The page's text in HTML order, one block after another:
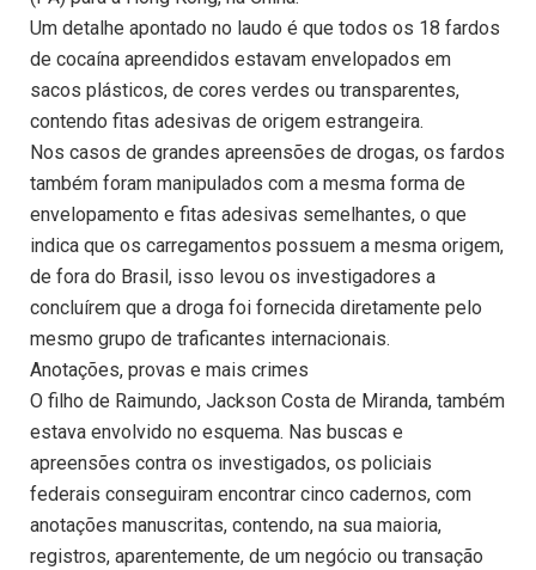
Um detalhe apontado no laudo é que todos os 18 fardos
de cocaína apreendidos estavam envelopados em
sacos plásticos, de cores verdes ou transparentes,
contendo fitas adesivas de origem estrangeira.
Nos casos de grandes apreensões de drogas, os fardos
também foram manipulados com a mesma forma de
envelopamento e fitas adesivas semelhantes, o que
indica que os carregamentos possuem a mesma origem,
de fora do Brasil, isso levou os investigadores a
concluírem que a droga foi fornecida diretamente pelo
mesmo grupo de traficantes internacionais.
Anotações, provas e mais crimes
O filho de Raimundo, Jackson Costa de Miranda, também
estava envolvido no esquema. Nas buscas e
apreensões contra os investigados, os policiais
federais conseguiram encontrar cinco cadernos, com
anotações manuscritas, contendo, na sua maioria,
registros, aparentemente, de um negócio ou transação